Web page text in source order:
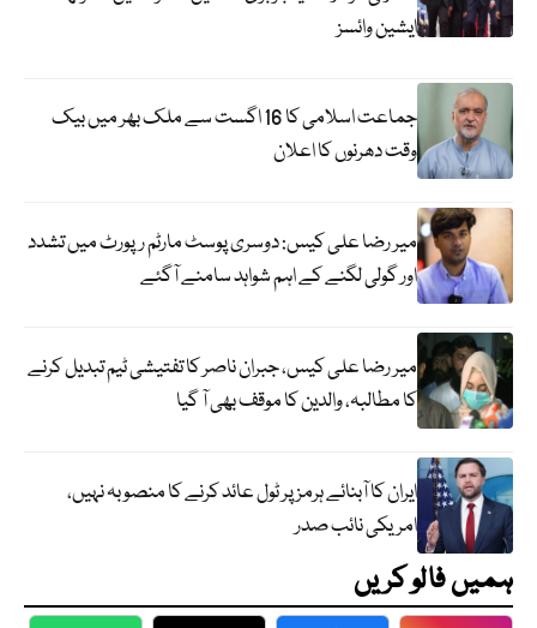
ایشین وائسز
جماعت اسلامی کا 16 اگست سے ملک بھر میں بیک
وقت دھرنوں کا اعلان
میر رضا علی کیس: دوسری پوسٹ مارٹم رپورٹ میں تشدد
اور گولی لگنے کے اہم شواہد سامنے آگئے
میر رضا علی کیس، جبران ناصر کا تفتیشی ٹیم تبدیل کرنے
کا مطالبہ، والدین کا موقف بھی آ گیا
ایران کا آبنائے ہرمز پر ٹول عائد کرنے کا منصوبہ نہیں،
امریکی نائب صدر
ہمیں فالو کریں